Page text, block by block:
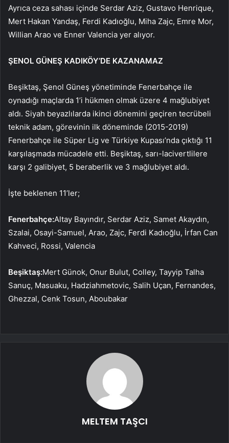
Ayrıca ceza sahası içinde Serdar Aziz, Gustavo Henrique,
Mert Hakan Yandaş, Ferdi Kadıoğlu, Miha Zajc, Emre Mor,
Willian Arao ve Enner Valencia yer alıyor.
ŞENOL GÜNEŞ KADIKÖY’DE KAZANAMAZ
Beşiktaş, Şenol Güneş yönetiminde Fenerbahçe ile
oynadığı maçlarda 1’i hükmen olmak üzere 4 mağlubiyet
aldı. Siyah beyazlılarda ikinci dönemini geçiren tecrübeli
teknik adam, görevinin ilk döneminde (2015-2019)
Fenerbahçe ile Süper Lig ve Türkiye Kupası’nda çıktığı 11
karşılaşmada mücadele etti. Beşiktaş, sarı-lacivertlilere
karşı 2 galibiyet, 5 beraberlik ve 3 mağlubiyet aldı.
İşte beklenen 11’ler;
Fenerbahçe:Altay Bayındır, Serdar Aziz, Samet Akaydın,
Szalai, Osayi-Samuel, Arao, Zajc, Ferdi Kadıoğlu, İrfan Can
Kahveci, Rossi, Valencia
Beşiktaş:Mert Günok, Onur Bulut, Colley, Tayyip Talha
Sanuç, Masuaku, Hadziahmetovic, Salih Uçan, Fernandes,
Ghezzal, Cenk Tosun, Aboubakar
MELTEM TAŞCI